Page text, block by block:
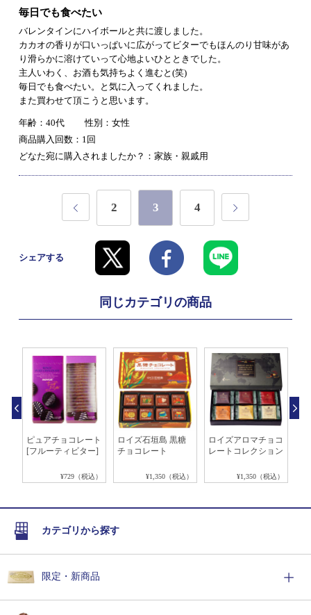
毎日でも食べたい
バレンタインにハイボールと共に渡しました。
カカオの香りが口いっぱいに広がってビターでもほんのり甘味があ
り滑らかに溶けていって心地よいひとときでした。
主人いわく、お酒も気持ちよく進むと(笑)
毎日でも食べたい。と気に入ってくれました。
また買わせて頂こうと思います。
年齢：40代
性別：女性
商品購入回数：1回
どなた宛に購入されましたか？：家族・親戚用
2 3 4
シェアする
同じカテゴリの商品
ピュアチョコレート
[フルーティビター]
¥729（税込）
ロイズ石垣島 黒糖
チョコレート
¥1,350（税込）
ロイズアロマチョコ
レートコレクション
¥1,350（税込）
カテゴリから探す
限定・新商品